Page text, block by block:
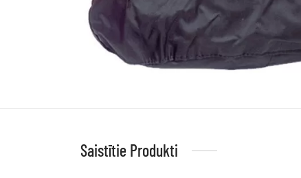
Saistītie Produkti